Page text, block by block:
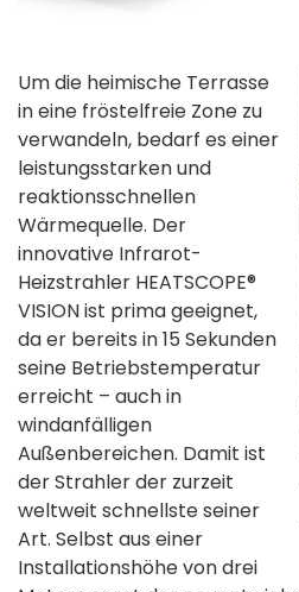
Um die heimische Terrasse
in eine fröstelfreie Zone zu
verwandeln, bedarf es einer
leistungsstarken und
reaktionsschnellen
Wärmequelle. Der
innovative Infrarot-
Heizstrahler HEATSCOPE®
VISION ist prima geeignet,
da er bereits in 15 Sekunden
seine Betriebstemperatur
erreicht – auch in
windanfälligen
Außenbereichen. Damit ist
der Strahler der zurzeit
weltweit schnellste seiner
Art. Selbst aus einer
Installationshöhe von drei